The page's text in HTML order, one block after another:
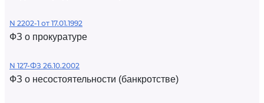
N 2202-1 от 17.01.1992
ФЗ о прокуратуре
N 127-ФЗ 26.10.2002
ФЗ о несостоятельности (банкротстве)